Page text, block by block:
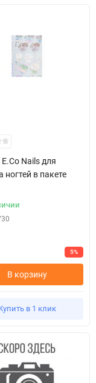
Nails для
ногтей в пакете
5%
В корзину
в 1 клик